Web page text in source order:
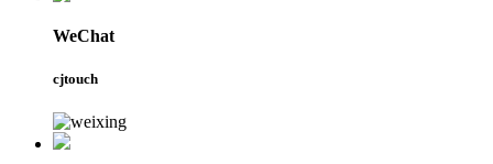
WeChat
cjtouch